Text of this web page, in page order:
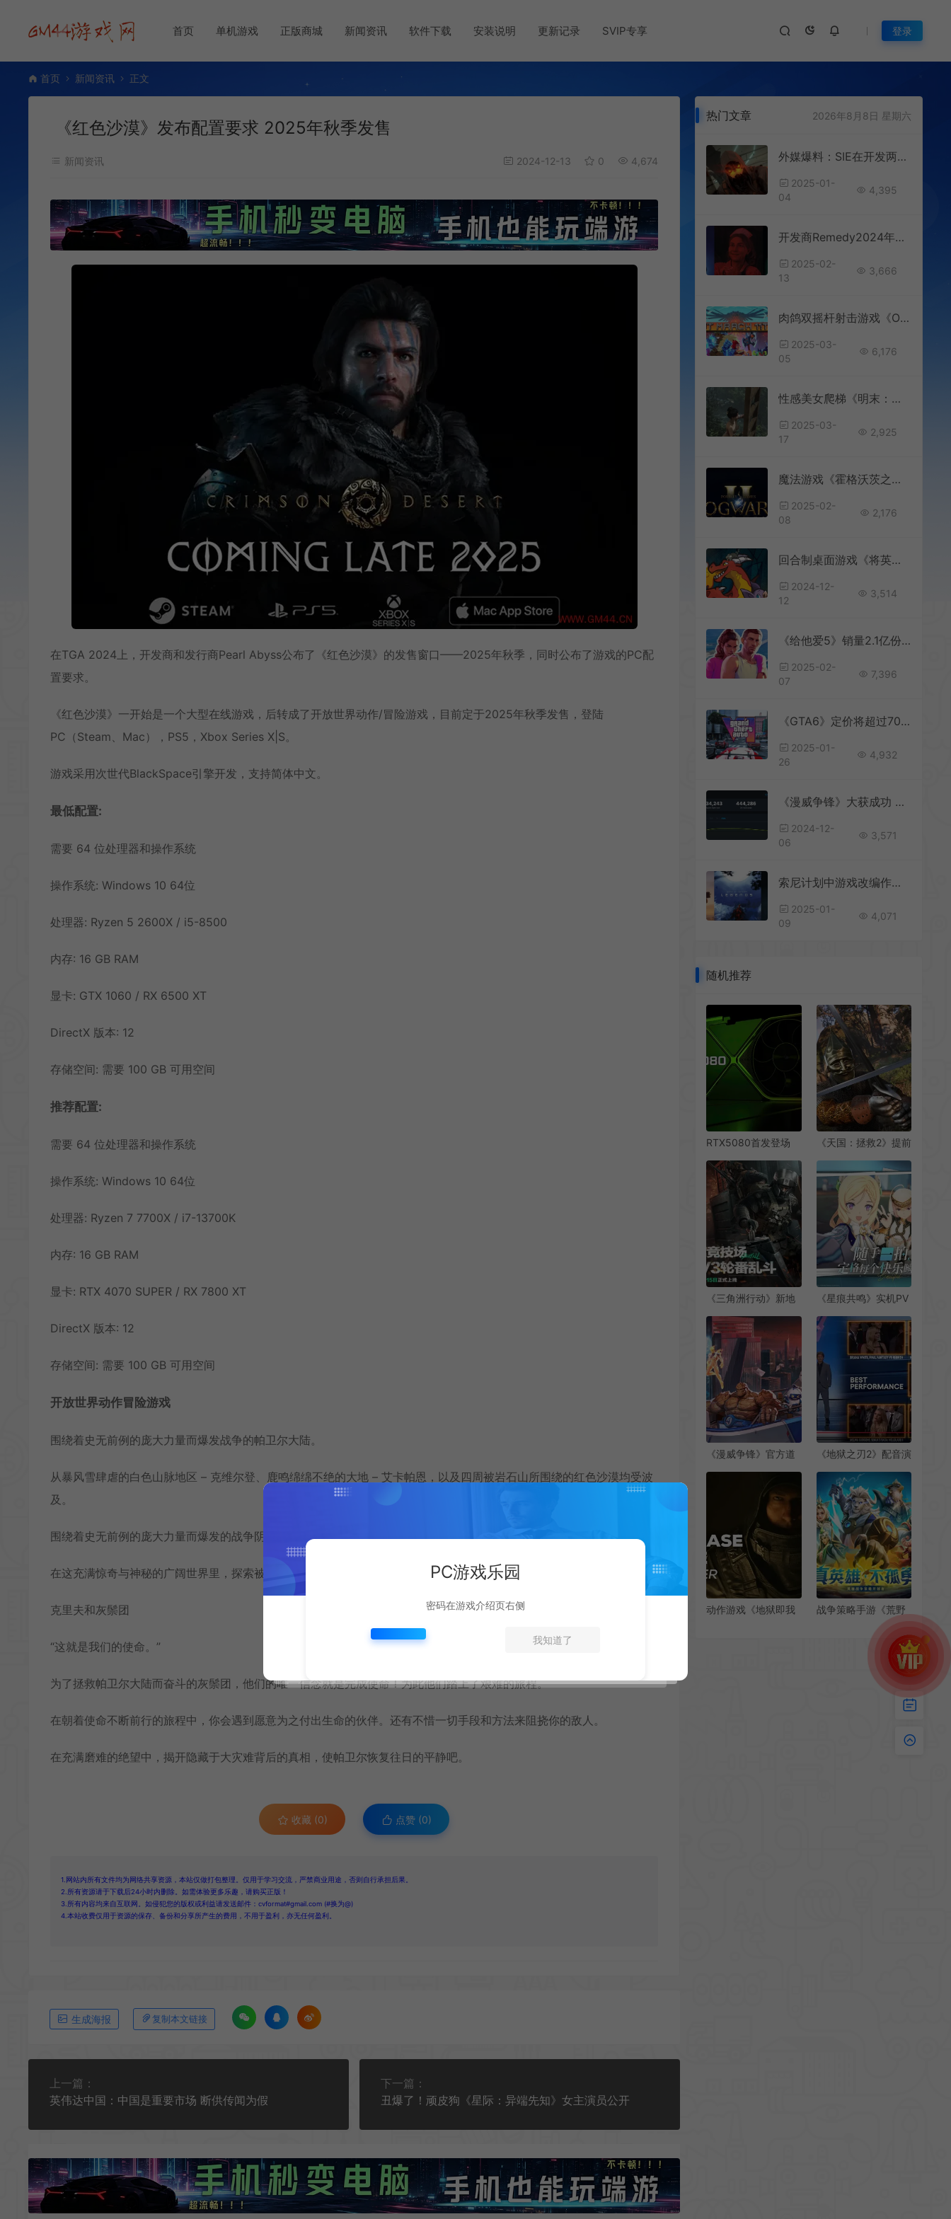
首页 单机游戏 正版商城 新闻资讯 软件下载 安装说明 更新记录 SVIP专享 登录
首页 新闻资讯 正文
《红色沙漠》发布配置要求 2025年秋季发售
新闻资讯 2024-12-13 0 4,674
在TGA 2024上，开发商和发行商Pearl Abyss公布了《红色沙漠》的发售窗口——2025年秋季，同时公布了游戏的PC配
置要求。
《红色沙漠》一开始是一个大型在线游戏，后转成了开放世界动作/冒险游戏，目前定于2025年秋季发售，登陆
PC（Steam、Mac），PS5，Xbox Series X|S。
游戏采用次世代BlackSpace引擎开发，支持简体中文。
最低配置:
需要 64 位处理器和操作系统
操作系统: Windows 10 64位
处理器: Ryzen 5 2600X / i5-8500
内存: 16 GB RAM
显卡: GTX 1060 / RX 6500 XT
DirectX 版本: 12
存储空间: 需要 100 GB 可用空间
推荐配置:
需要 64 位处理器和操作系统
操作系统: Windows 10 64位
处理器: Ryzen 7 7700X / i7-13700K
内存: 16 GB RAM
显卡: RTX 4070 SUPER / RX 7800 XT
DirectX 版本: 12
存储空间: 需要 100 GB 可用空间
开放世界动作冒险游戏
围绕着史无前例的庞大力量而爆发战争的帕卫尔大陆。
从暴风雪肆虐的白色山脉地区 – 克维尔登、鹿鸣绵绵不绝的大地 – 艾卡帕恩，以及四周被岩石山所围绕的红色沙漠均受波
及。
围绕着史无前例的庞大力量而爆发的战争阴影，正在笼罩着拥有广阔大自然的帕卫尔大陆。
在这充满惊奇与神秘的广阔世界里，探索被神秘面纱所遮掩的未知世界，并与试图阻挠你的敌人展开激烈的战斗吧。
克里夫和灰鬃团
“这就是我们的使命。”
为了拯救帕卫尔大陆而奋斗的灰鬃团，他们的唯一信念就是完成使命！为此他们踏上了艰难的旅程。
在朝着使命不断前行的旅程中，你会遇到愿意为之付出生命的伙伴。还有不惜一切手段和方法来阻挠你的敌人。
在充满磨难的绝望中，揭开隐藏于大灾难背后的真相，使帕卫尔恢复往日的平静吧。
收藏 (0) 点赞 (0)
1.网站内所有文件均为网络共享资源，本站仅做打包整理。仅用于学习交流，严禁商业用途，否则自行承担后果。
2.所有资源请于下载后24小时内删除。如需体验更多乐趣，请购买正版！
3.所有内容均来自互联网。如侵犯您的版权或利益请发送邮件：cvformat#gmail.com (#换为@)
4.本站收费仅用于资源的保存、备份和分享所产生的费用，不用于盈利，亦无任何盈利。
生成海报 复制本文链接
上一篇：
英伟达中国：中国是重要市场 断供传闻为假
下一篇：
丑爆了！顽皮狗《星际：异端先知》女主演员公开
热门文章 2026年8月8日 星期六
外媒爆料：SIE在开发两个经典老IP项目
2025-01-
04
4,395
开发商Remedy2024年财报：收入上涨49%
2025-02-
13
3,666
肉鸽双摇杆射击游戏《Odinfall》将于3月登陆Steam
2025-03-
05
6,176
性感美女爬梯《明末：渊虚之羽》新截图
2025-03-
17
2,925
魔法游戏《霍格沃茨之遗2》和初代游戏DLC正在开发
2025-02-
08
2,176
回合制桌面游戏《将英雄拒之门外》现已推出试玩Demo
2024-12-
12
3,514
《给他爱5》销量2.1亿份 《GTA》系列销量破4.4亿份
2025-02-
07
7,396
《GTA6》定价将超过70美元
2025-01-
26
4,932
《漫威争锋》大获成功 在线数峰值超过44万人
2024-12-
06
3,571
索尼计划中游戏改编作品比游戏还多
2025-01-
09
4,071
随机推荐
RTX5080首发登场
未发布
《天国：拯救2》提前
览
《三角洲行动》新地
赛季实机演示
《星痕共鸣》实机PV
《漫威争锋》官方道
《地狱之刃2》配音演
出奖
动作游戏《地狱即我
战争策略手游《荒野
国度》扬帆测试今日
PC游戏乐园
密码在游戏介绍页右侧
我知道了